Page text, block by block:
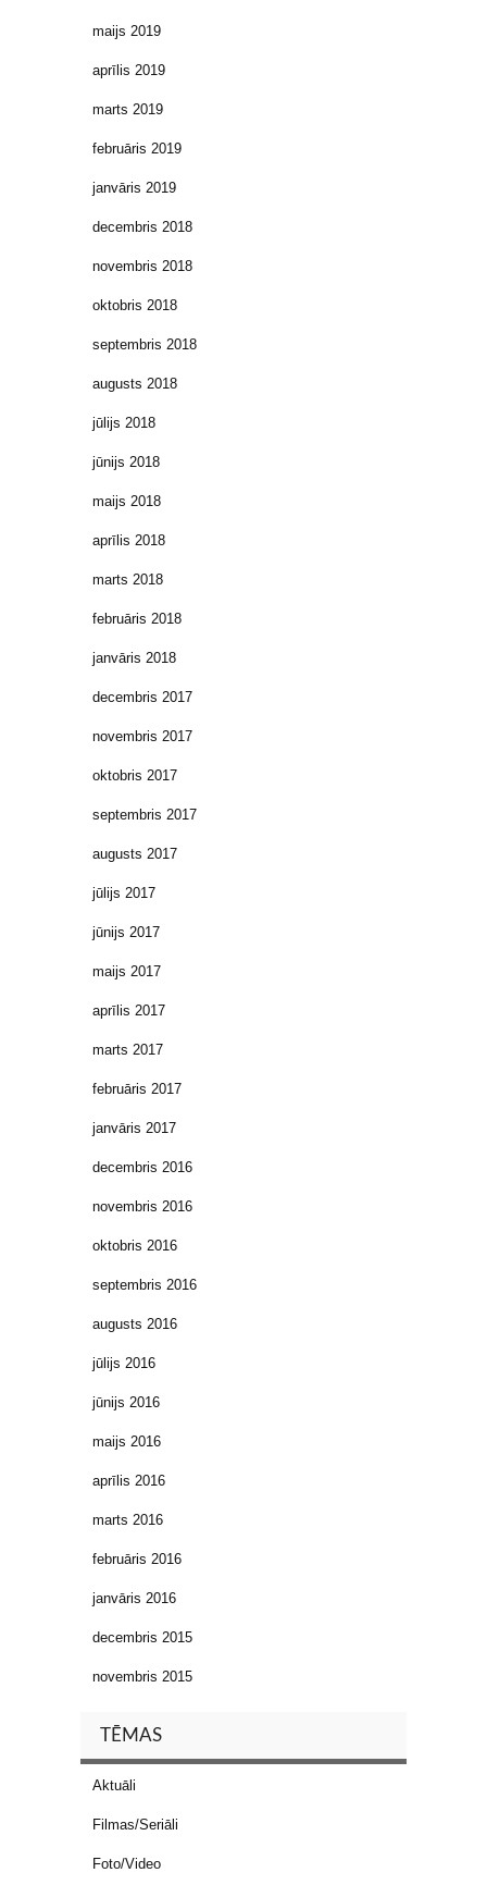
maijs 2019
aprīlis 2019
marts 2019
februāris 2019
janvāris 2019
decembris 2018
novembris 2018
oktobris 2018
septembris 2018
augusts 2018
jūlijs 2018
jūnijs 2018
maijs 2018
aprīlis 2018
marts 2018
februāris 2018
janvāris 2018
decembris 2017
novembris 2017
oktobris 2017
septembris 2017
augusts 2017
jūlijs 2017
jūnijs 2017
maijs 2017
aprīlis 2017
marts 2017
februāris 2017
janvāris 2017
decembris 2016
novembris 2016
oktobris 2016
septembris 2016
augusts 2016
jūlijs 2016
jūnijs 2016
maijs 2016
aprīlis 2016
marts 2016
februāris 2016
janvāris 2016
decembris 2015
novembris 2015
TĒMAS
Aktuāli
Filmas/Seriāli
Foto/Video